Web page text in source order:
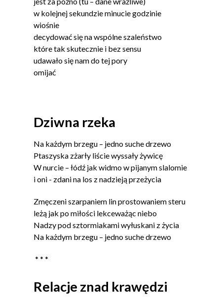
w kolejnej sekundzie minucie godzinie
wiośnie
decydować się na wspólne szaleństwo
które tak skutecznie i bez sensu
udawało się nam do tej pory
omijać
Dziwna rzeka
Na każdym brzegu – jedno suche drzewo
Ptaszyska zżarły liście wyssały żywicę
W nurcie – łódź jak widmo w pijanym slalomie
i oni - zdani na los z nadzieją przeżycia
Zmęczeni szarpaniem lin prostowaniem steru
leżą jak po miłości lekceważąc niebo
Nadzy pod sztormiakami wyłuskani z życia
Na każdym brzegu – jedno suche drzewo
* * *
Relacje znad krawędzi